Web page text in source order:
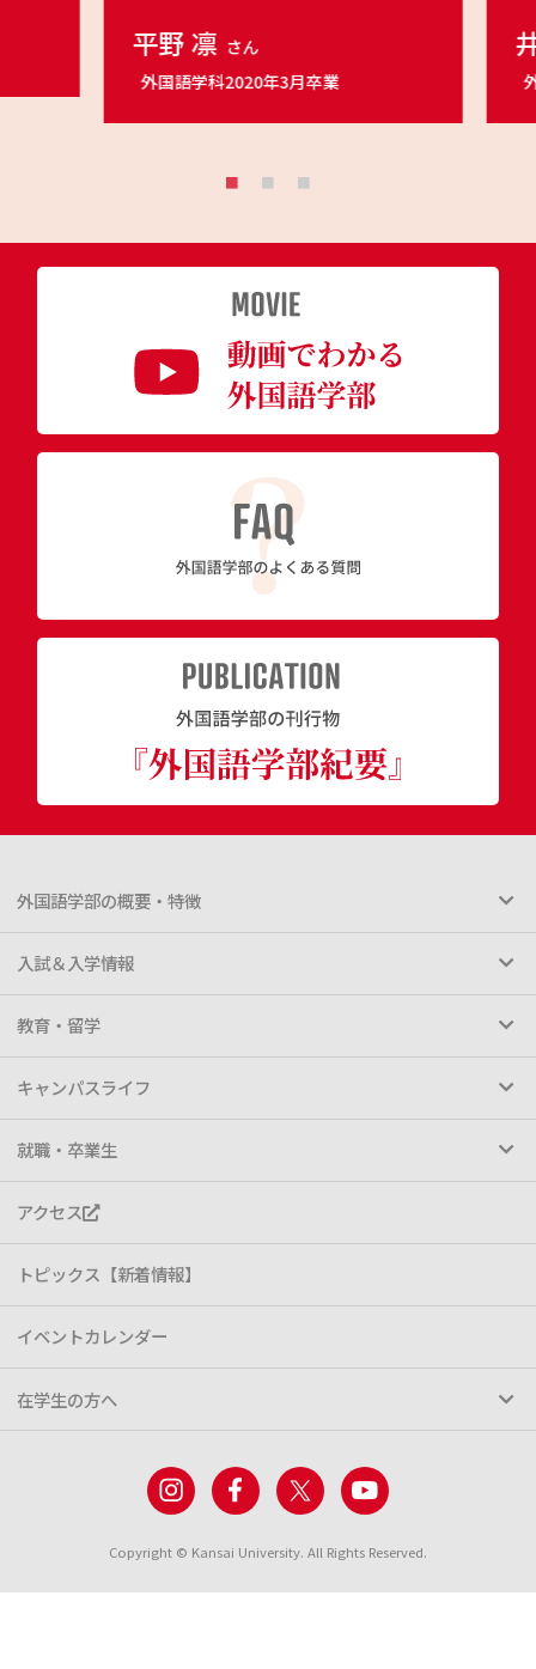
平野 凛 さん
外国語学科2020年3月卒業
外国語学部の概要・特徴
入試＆入学情報
教育・留学
キャンパスライフ
就職・卒業生
アクセス
トピックス【新着情報】
イベントカレンダー
在学生の方へ
Copyright © Kansai University. All Rights Reserved.